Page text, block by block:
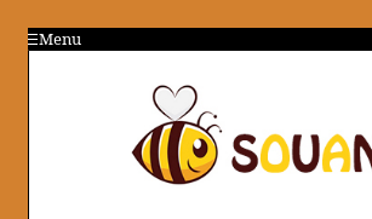
Menu